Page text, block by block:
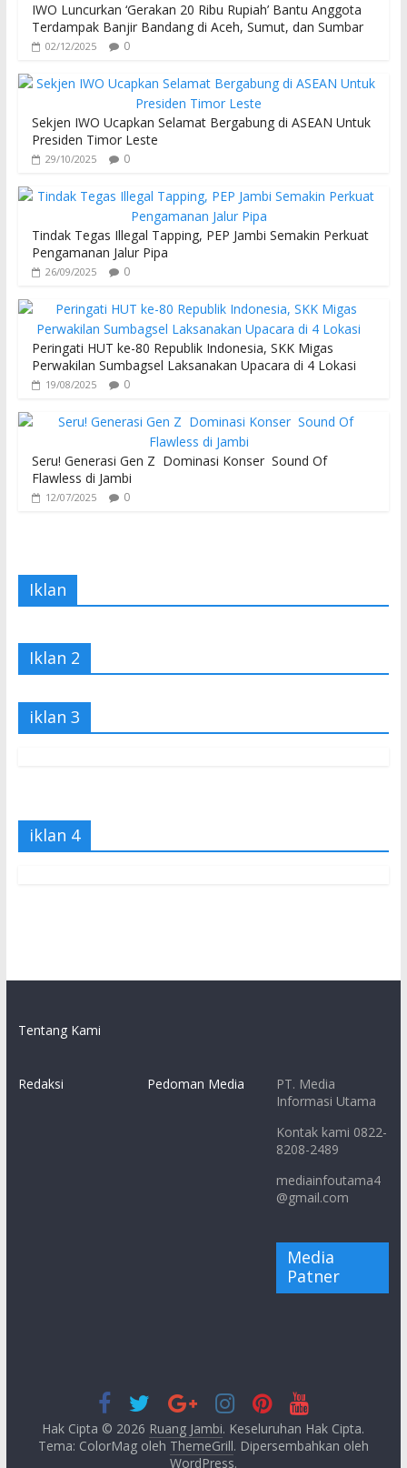
IWO Luncurkan ‘Gerakan 20 Ribu Rupiah’ Bantu Anggota
Terdampak Banjir Bandang di Aceh, Sumut, dan Sumbar
02/12/2025 0
Sekjen IWO Ucapkan Selamat Bergabung di ASEAN Untuk
Presiden Timor Leste
29/10/2025 0
Tindak Tegas Illegal Tapping, PEP Jambi Semakin Perkuat
Pengamanan Jalur Pipa
26/09/2025 0
Peringati HUT ke-80 Republik Indonesia, SKK Migas
Perwakilan Sumbagsel Laksanakan Upacara di 4 Lokasi
19/08/2025 0
Seru! Generasi Gen Z Dominasi Konser Sound Of
Flawless di Jambi
12/07/2025 0
Iklan
Iklan 2
iklan 3
iklan 4
Tentang Kami
Redaksi Pedoman Media
PT. Media
Informasi Utama
Kontak kami 0822-
8208-2489
mediainfoutama4
@gmail.com
Media
Patner
Hak Cipta © 2026 Ruang Jambi. Keseluruhan Hak Cipta.
Tema: ColorMag oleh ThemeGrill. Dipersembahkan oleh
WordPress.